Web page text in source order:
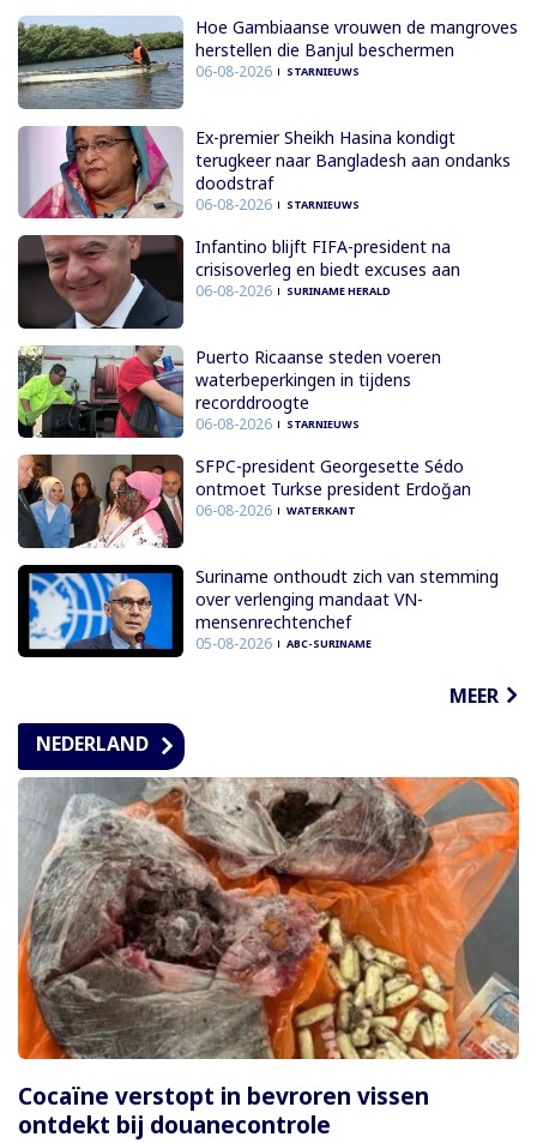
Hoe Gambiaanse vrouwen de mangroves
herstellen die Banjul beschermen
06-08-2026 STARNIEUWS
Ex-premier Sheikh Hasina kondigt
terugkeer naar Bangladesh aan ondanks
doodstraf
06-08-2026 STARNIEUWS
Infantino blijft FIFA-president na
crisisoverleg en biedt excuses aan
06-08-2026 SURINAME HERALD
Puerto Ricaanse steden voeren
waterbeperkingen in tijdens
recorddroogte
06-08-2026 STARNIEUWS
SFPC-president Georgesette Sédo
ontmoet Turkse president Erdoğan
06-08-2026 WATERKANT
Suriname onthoudt zich van stemming
over verlenging mandaat VN-
mensenrechtenchef
05-08-2026 ABC-SURINAME
MEER
NEDERLAND
Cocaïne verstopt in bevroren vissen
ontdekt bij douanecontrole